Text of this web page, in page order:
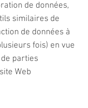
de données,
similaires de
de données à
fois) en vue
parties
Web